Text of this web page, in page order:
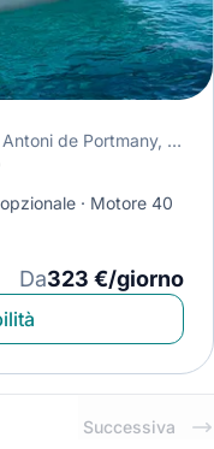
Club Nautico de San Antonio, Sant Antoni de Portmany, Spagna
Motore 40
Da323 €/giorno
Successiva